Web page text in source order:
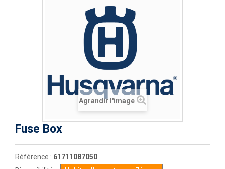
Agrandir l'image
Fuse Box
Référence : 61711087050